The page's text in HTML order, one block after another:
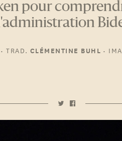
pour
•TRAD. CLÉMENTINE BUHL •